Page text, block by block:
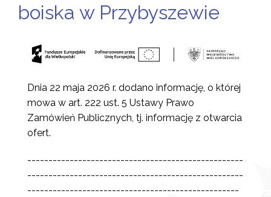
boiska w Przybyszewie
Dnia 22 maja 2026 r. dodano informację, o której
mowa w art. 222 ust. 5 Ustawy Prawo
Zamówień Publicznych, tj. informację z otwarcia
ofert.
---------------------------------------------------
---------------------------------------------------
--------------------------------------------------